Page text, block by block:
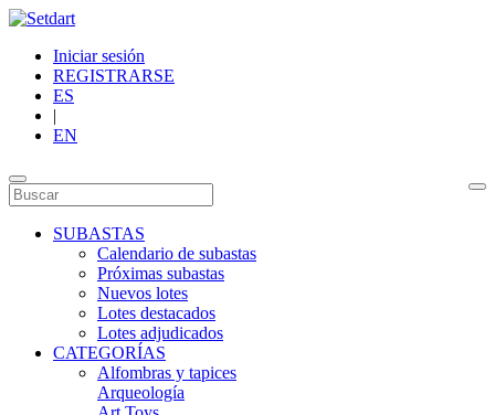
Iniciar sesión
REGISTRARSE
ES
|
EN
SUBASTAS
Calendario de subastas
Próximas subastas
Nuevos lotes
Lotes destacados
Lotes adjudicados
CATEGORÍAS
Alfombras y tapices
Arqueología